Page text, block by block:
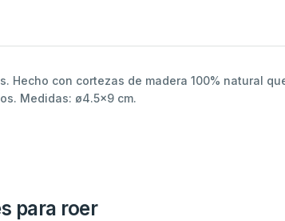
Hecho con cortezas de madera 100% natural
Medidas: ø4.5x9 cm.
para roer